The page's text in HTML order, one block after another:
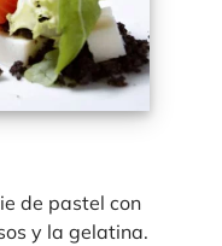
de pastel con
y la gelatina.